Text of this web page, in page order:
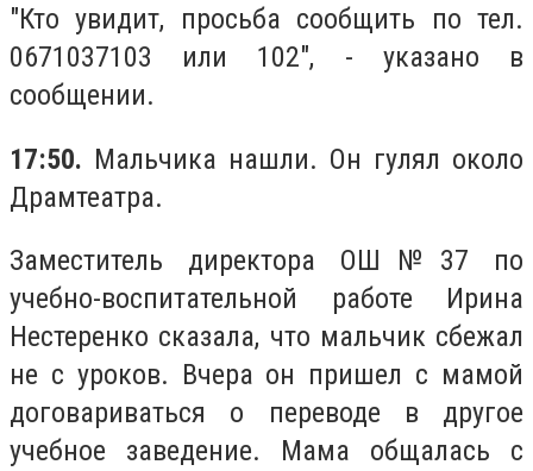
"Кто увидит, просьба сообщить по тел.
0671037103 или 102", - указано в
сообщении.
17:50. Мальчика нашли. Он гулял около
Драмтеатра.
Заместитель директора ОШ№37 по
учебно-воспитательной работе Ирина
Нестеренко сказала, что мальчик сбежал
не с уроков. Вчера он пришел с мамой
договариваться о переводе в другое
учебное заведение. Мама общалась с